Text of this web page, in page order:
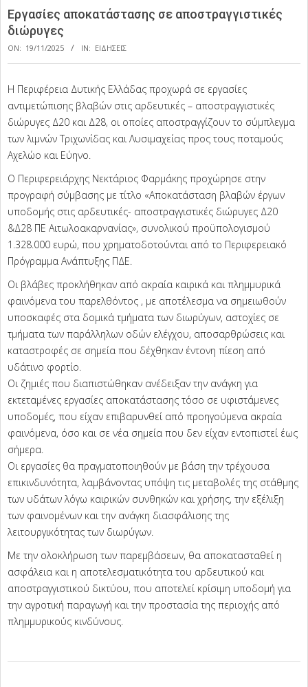
Εργασίες αποκατάστασης σε αποστραγγιστικές
διώρυγες
ON: 19/11/2025 IN: ΕΙΔΗΣΕΙΣ
Η Περιφέρεια Δυτικής Ελλάδας προχωρά σε εργασίες
αντιμετώπισης βλαβών στις αρδευτικές – αποστραγγιστικές
διώρυγες Δ20 και Δ28, οι οποίες αποστραγγίζουν το σύμπλεγμα
των λιμνών Τριχωνίδας και Λυσιμαχείας προς τους ποταμούς
Αχελώο και Εύηνο.
Ο Περιφερειάρχης Νεκτάριος Φαρμάκης προχώρησε στην
προγραφή σύμβασης με τίτλο «Αποκατάσταση βλαβών έργων
υποδομής στις αρδευτικές- αποστραγγιστικές διώρυγες Δ20
&Δ28 ΠΕ Αιτωλοακαρνανίας», συνολικού προϋπολογισμού
1.328.000 ευρώ, που χρηματοδοτούνται από το Περιφερειακό
Πρόγραμμα Ανάπτυξης ΠΔΕ.
Οι βλάβες προκλήθηκαν από ακραία καιρικά και πλημμυρικά
φαινόμενα του παρελθόντος , με αποτέλεσμα να σημειωθούν
υποσκαφές στα δομικά τμήματα των διωρύγων, αστοχίες σε
τμήματα των παράλληλων οδών ελέγχου, αποσαρθρώσεις και
καταστροφές σε σημεία που δέχθηκαν έντονη πίεση από
υδάτινο φορτίο.
Οι ζημιές που διαπιστώθηκαν ανέδειξαν την ανάγκη για
εκτεταμένες εργασίες αποκατάστασης τόσο σε υφιστάμενες
υποδομές, που είχαν επιβαρυνθεί από προηγούμενα ακραία
φαινόμενα, όσο και σε νέα σημεία που δεν είχαν εντοπιστεί έως
σήμερα.
Οι εργασίες θα πραγματοποιηθούν με βάση την τρέχουσα
επικινδυνότητα, λαμβάνοντας υπόψη τις μεταβολές της στάθμης
των υδάτων λόγω καιρικών συνθηκών και χρήσης, την εξέλιξη
των φαινομένων και την ανάγκη διασφάλισης της
λειτουργικότητας των διωρύγων.
Με την ολοκλήρωση των παρεμβάσεων, θα αποκατασταθεί η
ασφάλεια και η αποτελεσματικότητα του αρδευτικού και
αποστραγγιστικού δικτύου, που αποτελεί κρίσιμη υποδομή για
την αγροτική παραγωγή και την προστασία της περιοχής από
πλημμυρικούς κινδύνους.